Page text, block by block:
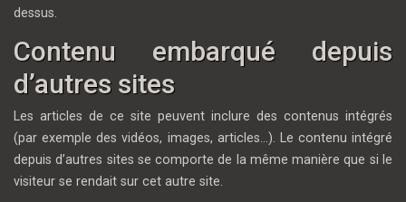
dessus.
Contenu embarqué depuis
d’autres sites
Les articles de ce site peuvent inclure des contenus intégrés
(par exemple des vidéos, images, articles…). Le contenu intégré
depuis d’autres sites se comporte de la même manière que si le
visiteur se rendait sur cet autre site.